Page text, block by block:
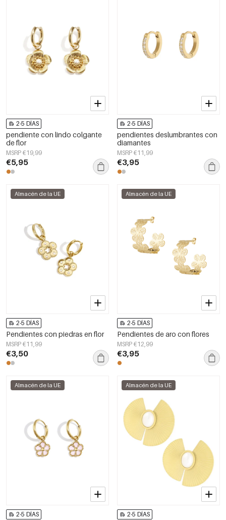
2-5 DÍAS
pendiente con lindo colgante
de flor
MSRP €19,99
€5,95
2-5 DÍAS
pendientes deslumbrantes con
diamantes
MSRP €11,99
€3,95
Almacén de la UE
2-5 DÍAS
Pendientes con piedras en flor
MSRP €11,99
€3,50
Almacén de la UE
2-5 DÍAS
Pendientes de aro con flores
MSRP €12,99
€3,95
Almacén de la UE
2-5 DÍAS
Almacén de la UE
2-5 DÍAS